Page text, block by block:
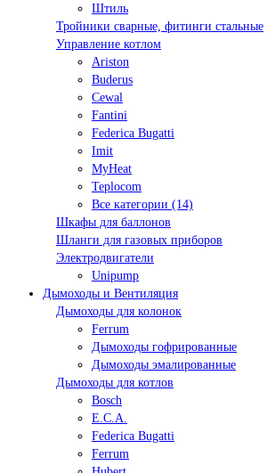
Штиль
Тройники сварные, фитинги стальные
Управление котлом
Ariston
Buderus
Cewal
Fantini
Federica Bugatti
Imit
MyHeat
Teplocom
Все категории (14)
Шкафы для баллонов
Шланги для газовых приборов
Электродвигатели
Unipump
Дымоходы и Вентиляция
Дымоходы для колонок
Ferrum
Дымоходы гофрированные
Дымоходы эмалированные
Дымоходы для котлов
Bosch
E.C.A.
Federica Bugatti
Ferrum